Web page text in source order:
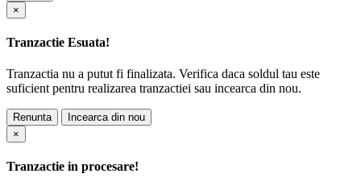
×
Tranzactie Esuata!
Tranzactia nu a putut fi finalizata. Verifica daca soldul tau este
suficient pentru realizarea tranzactiei sau incearca din nou.
Renunta
Incearca din nou
×
Tranzactie in procesare!